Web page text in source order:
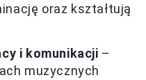
oraz kształtują
i komunikacji –
muzycznych